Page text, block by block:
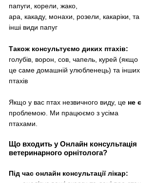
папуги, корели, жако,
ара, какаду, монахи, розели, какаріки, та
інші види папуг
Також консультуємо диких птахів:
голубів, ворон, сов, чапель, курей (якщо
це саме домашній улюбленець) та інших
птахів
Якщо у вас птах незвичного виду, це не є
проблемою. Ми працюємо з усіма
птахами.
Що входить у Онлайн консультація
ветеринарного орнітолога?
Під час онлайн консультації лікар: